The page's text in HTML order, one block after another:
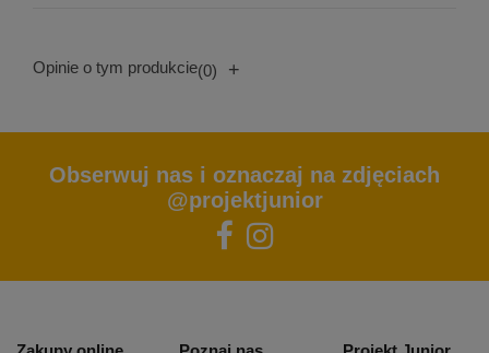
Opinie o tym produkcie(0) +
Obserwuj nas i oznaczaj na zdjęciach
@projektjunior